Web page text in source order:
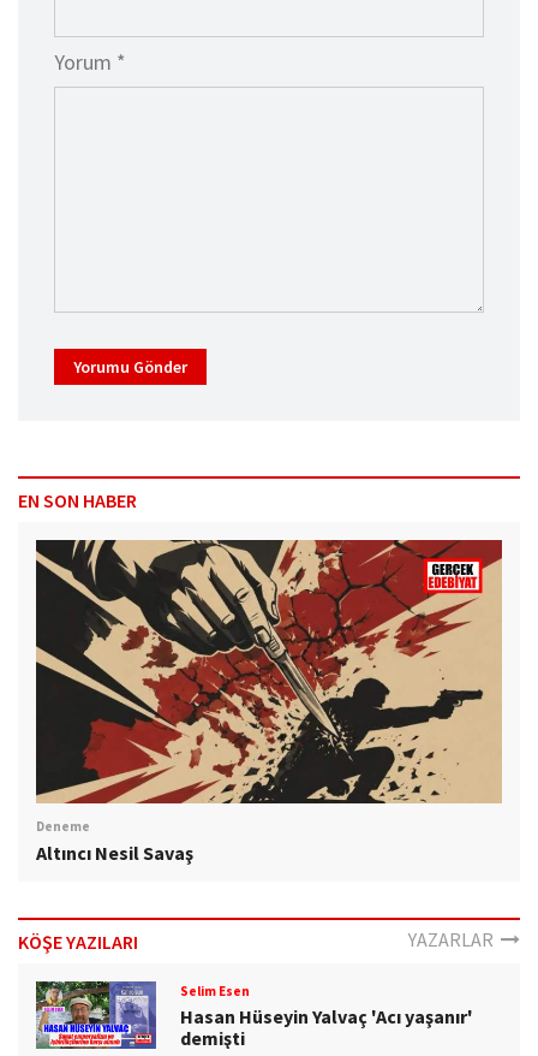
Yorum *
Yorumu Gönder
EN SON HABER
Deneme
Altıncı Nesil Savaş
KÖŞE YAZILARI YAZARLAR
Selim Esen
Hasan Hüseyin Yalvaç 'Acı yaşanır'
demişti